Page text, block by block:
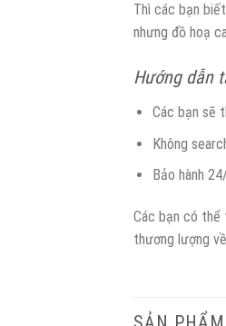
Thì các bạn
nhưng đồ hoạ
Hướng dẫn
Các bạn sẽ
Không
Bảo hành
Các bạn có thể
thương lượng